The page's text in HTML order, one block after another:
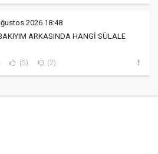
2026 18:48
ARKASINDA HANGİ SÜLALE
(5) (2)